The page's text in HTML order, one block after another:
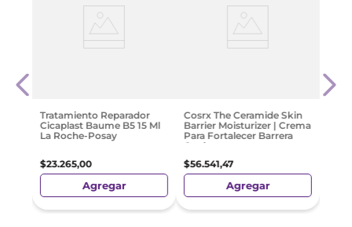
Tratamiento Reparador
Cicaplast Baume B5 15 Ml
La Roche-Posay
$23.265,00
Agregar
Cosrx The Ceramide Skin
Barrier Moisturizer | Crema
Para Fortalecer Barrera
Cutánea
$56.541,47
Agregar